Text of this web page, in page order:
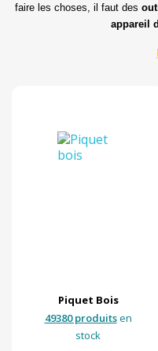
faire les choses, il faut des
appareil
Piquet Bois
49380 produitsen
stock